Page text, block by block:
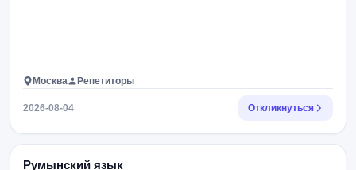
Москва Репетиторы
2026-08-04 Откликнуться
Румынский язык